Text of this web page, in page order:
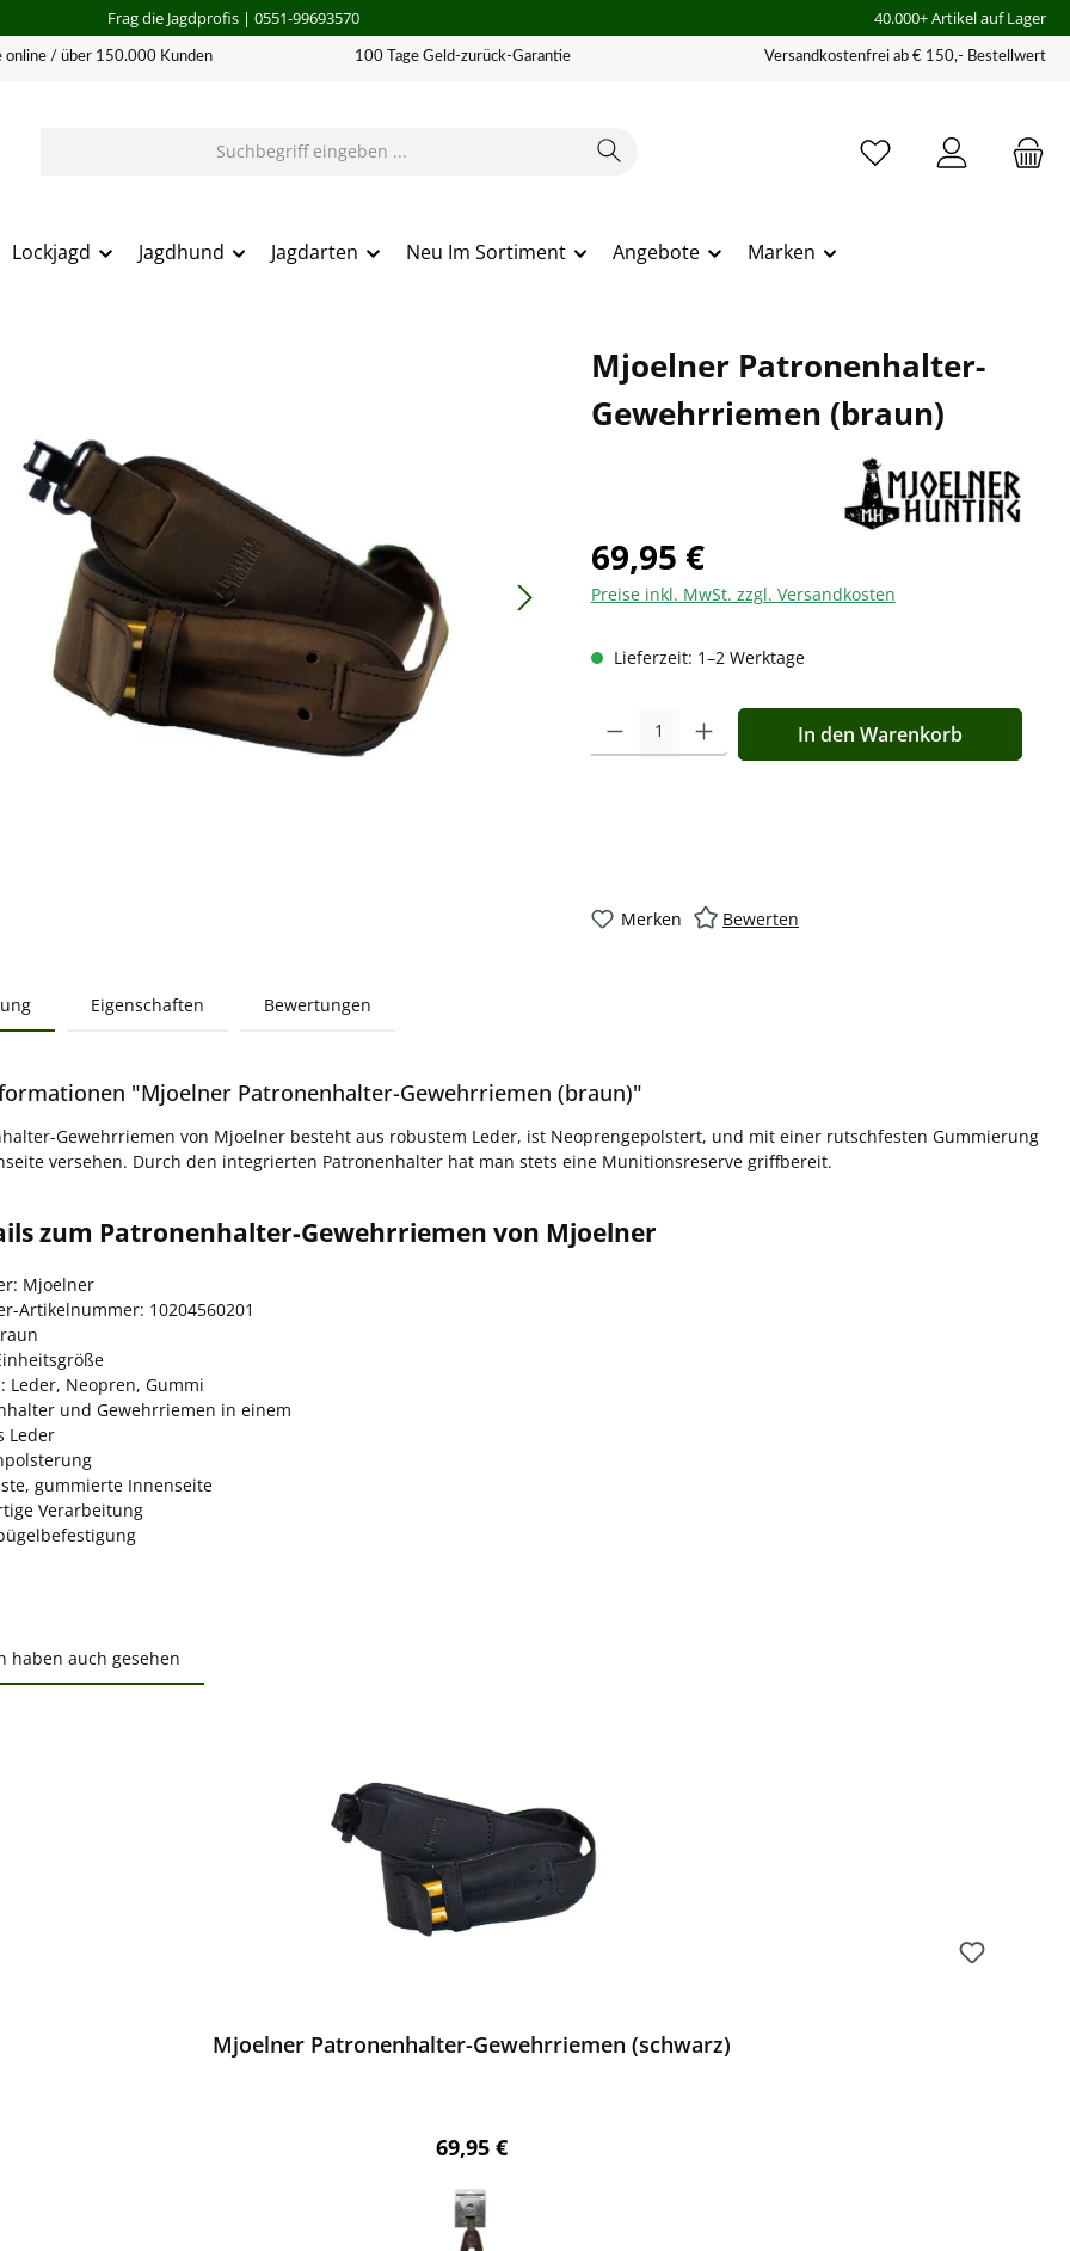
Frag die Jagdprofis| 0551-99693570 40.000+ Artikel auf Lager
online / über 150.000 Kunden 100 Tage Geld-zurück-Garantie Versandkostenfrei ab € 150,- Bestellwert
Lockjagd Jagdhund Jagdarten Neu Im Sortiment Angebote Marken
Mjoelner Patronenhalter-
Gewehrriemen (braun)
69,95 €
Preise inkl. MwSt. zzgl. Versandkosten
Lieferzeit: 1–2 Werktage
Produkt Anzahl: Gib den gewünschten Wert ein oder
In den Warenkorb
Merken Bewerten
Eigenschaften Bewertungen
"Mjoelner Patronenhalter-Gewehrriemen (braun)"
Gewehrriemen von Mjoelner besteht aus robustem Leder, ist Neoprengepolstert, und mit einer rutschfesten Gummierung
versehen. Durch den integrierten Patronenhalter hat man stets eine Munitionsreserve griffbereit.
zum Patronenhalter-Gewehrriemen von Mjoelner
Mjoelner
Artikelnummer: 10204560201
Leder, Neopren, Gummi
und Gewehrriemen in einem
Leder
gummierte Innenseite
Verarbeitung
haben auch gesehen
Mjoelner Patronenhalter-Gewehrriemen (schwarz)
Regulärer Preis:
69,95 €